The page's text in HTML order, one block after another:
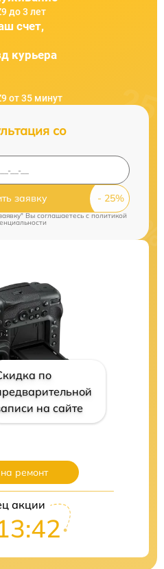
до 3 лет
счет,
курьера
от 35 минут
со
заявку
Вы соглашаетесь cполитикой
по
на сайте
ремонт
акции